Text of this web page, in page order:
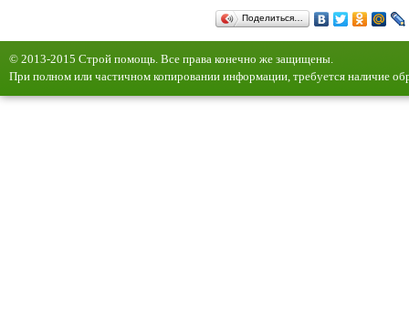
Поделиться…
© 2013-2015 Строй помощь. Все права конечно же защищены.
При полном или частичном копировании информации, требуется наличие